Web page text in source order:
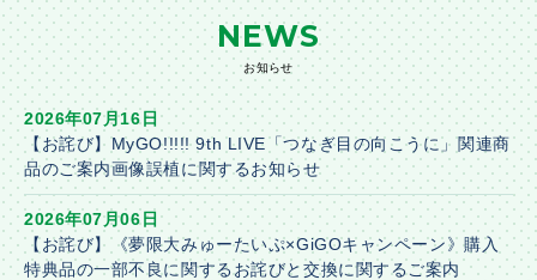
NEWS
お知らせ
2026年07月16日
【お詫び】MyGO!!!!! 9th LIVE「つなぎ目の向こうに」関連商
品のご案内画像誤植に関するお知らせ
2026年07月06日
【お詫び】《夢限大みゅーたいぷ×GiGOキャンペーン》購入
特典品の一部不良に関するお詫びと交換に関するご案内